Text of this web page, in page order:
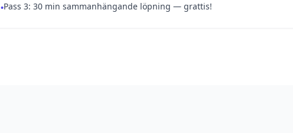
•Pass 3: 30 min sammanhängande löpning — grattis!